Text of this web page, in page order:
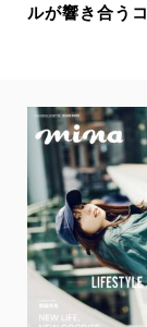
ルが響き合う